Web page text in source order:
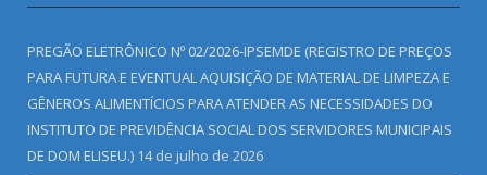
PREGÃO ELETRÔNICO Nº 02/2026-IPSEMDE (REGISTRO DE PREÇOS
PARA FUTURA E EVENTUAL AQUISIÇÃO DE MATERIAL DE LIMPEZA E
GÊNEROS ALIMENTÍCIOS PARA ATENDER AS NECESSIDADES DO
INSTITUTO DE PREVIDÊNCIA SOCIAL DOS SERVIDORES MUNICIPAIS
DE DOM ELISEU.) 14 de julho de 2026